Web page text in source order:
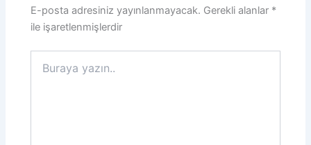
E-posta adresiniz yayınlanmayacak. Gerekli alanlar *
ile işaretlenmişlerdir
yazın..